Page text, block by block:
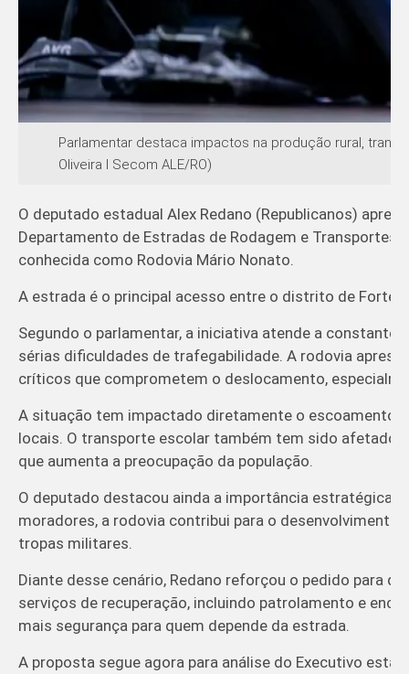
Parlamentar destaca impactos na produção rural,
Oliveira I Secom ALE/RO)
O deputado estadual Alex Redano (Republicanos)
Departamento de Estradas de Rodagem e Transportes
conhecida como Rodovia Mário Nonato.
A estrada é o principal acesso entre o distrito de Forte
Segundo o parlamentar, a iniciativa atende a
sérias dificuldades de trafegabilidade. A rodovia
críticos que comprometem o deslocamento,
A situação tem impactado diretamente o escoamento
locais. O transporte escolar também tem sido afetado,
que aumenta a preocupação da população.
O deputado destacou ainda a importância estratégica
moradores, a rodovia contribui para o
tropas militares.
Diante desse cenário, Redano reforçou o pedido para
serviços de recuperação, incluindo patrolamento e
mais segurança para quem depende da estrada.
A proposta segue agora para análise do Executivo